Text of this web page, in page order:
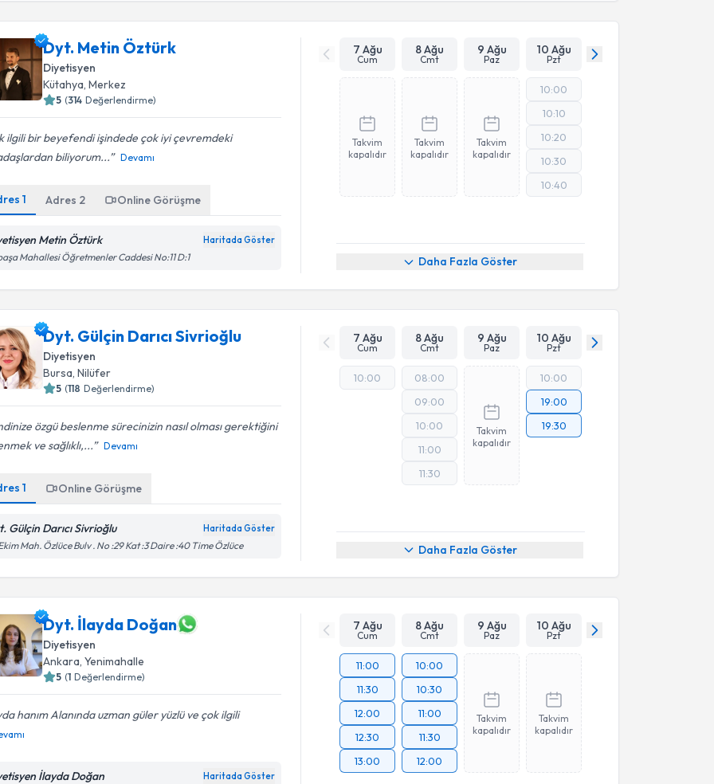
Dyt. Metin Öztürk
Diyetisyen
Kütahya,Merkez
5 (314 Değerlendirme)
ilgili bir beyefendi işindede çok iyi çevremdeki
biliyorum...
Devamı
1 Adres 2 Online Görüşme
Metin Öztürk Haritada Göster
Mahallesi Öğretmenler Caddesi No:11 D:1
7 Ağu
Cum
8 Ağu
Cmt
9 Ağu
Paz
10 Ağu
Pzt
Takvim
kapalıdır
Takvim
kapalıdır
Takvim
kapalıdır
10:00
10:10
10:20
10:30
10:40
Daha Fazla Göster
Dyt. Gülçin Darıcı Sivrioğlu
Diyetisyen
Bursa ,Nilüfer
5 (118 Değerlendirme)
özgü beslenme sürecinizin nasıl olması gerektiğini
ve sağlıklı,...
Devamı
1 Online Görüşme
Gülçin Darıcı Sivrioğlu Haritada Göster
Mah. Özlüce Bulv . No :29 Kat :3 Daire :40 Time Özlüce
7 Ağu
Cum
8 Ağu
Cmt
9 Ağu
Paz
10 Ağu
Pzt
10:00
08:00
09:00
10:00
11:00
11:30
Takvim
kapalıdır
10:00
19:00
19:30
Daha Fazla Göster
Dyt. İlayda Doğan
Diyetisyen
Ankara,Yenimahalle
5 (1 Değerlendirme)
hanım Alanında uzman güler yüzlü ve çok ilgili
İlayda Doğan Haritada Göster
7 Ağu
Cum
8 Ağu
Cmt
9 Ağu
Paz
10 Ağu
Pzt
11:00
11:30
12:00
12:30
13:00
10:00
10:30
11:00
11:30
12:00
Takvim
kapalıdır
Takvim
kapalıdır